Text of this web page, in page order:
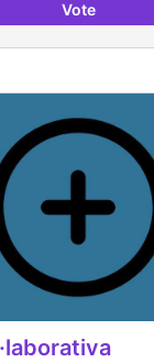
VoteRepositori